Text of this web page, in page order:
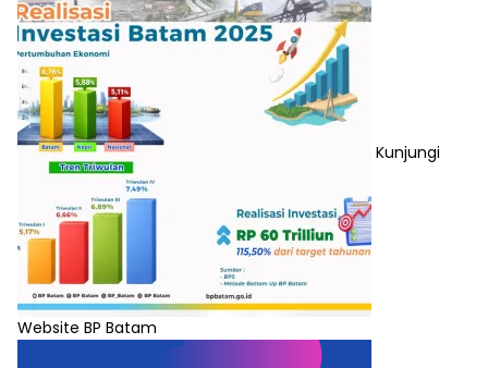
Kunjungi
Website BP Batam